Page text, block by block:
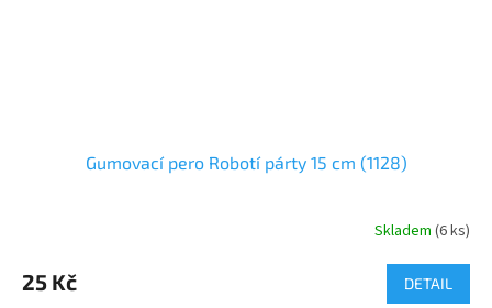
Gumovací pero Robotí párty 15 cm (1128)
Skladem (6 ks)
25 Kč DETAIL